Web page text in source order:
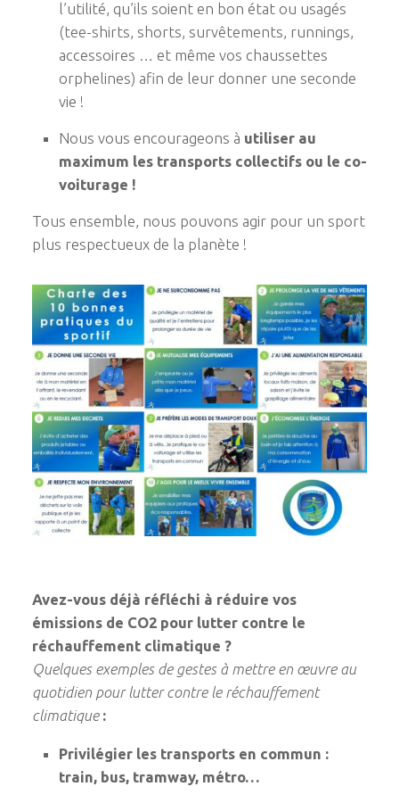
l’utilité, qu’ils soient en bon état ou usagés
(tee-shirts, shorts, survêtements, runnings,
accessoires … et même vos chaussettes
orphelines) afin de leur donner une seconde
vie !
Nous vous encourageons à utiliser au
maximum les transports collectifs ou le co-
voiturage !
Tous ensemble, nous pouvons agir pour un sport
plus respectueux de la planète !
Avez-vous déjà réfléchi à réduire vos
émissions de CO2 pour lutter contre le
réchauffement climatique ?
Quelques exemples de gestes à mettre en œuvre au
quotidien pour lutter contre le réchauffement
climatique :
Privilégier les transports en commun :
train, bus, tramway, métro…